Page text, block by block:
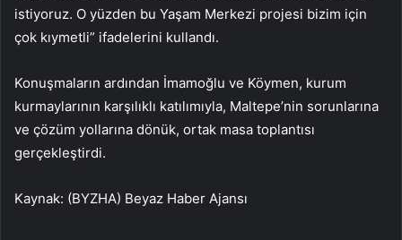
istiyoruz. O yüzden bu Yaşam Merkezi projesi bizim için
çok kıymetli” ifadelerini kullandı.
Konuşmaların ardından İmamoğlu ve Köymen, kurum
kurmaylarının karşılıklı katılımıyla, Maltepe’nin sorunlarına
ve çözüm yollarına dönük, ortak masa toplantısı
gerçekleştirdi.
Kaynak: (BYZHA) Beyaz Haber Ajansı